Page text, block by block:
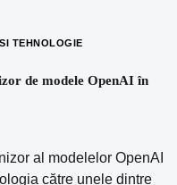
TEHNOLOGIE
de modele OpenAI în
al modelelor OpenAI
către unele dintre